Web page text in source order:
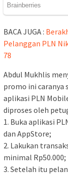
BACA JUGA :
Pelanggan PLN
78
Abdul Mukhlis
promo ini caranya
aplikasi PLN
diproses oleh
1. Buka aplikasi
dan AppStore;
2. Lakukan
minimal Rp50.000;
3. Setelah itu